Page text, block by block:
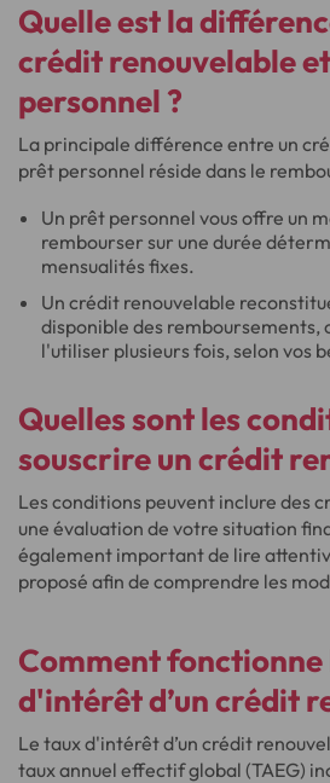
Quelle est la
crédit renouvelable
personnel ?
La principale différence entre un
prêt personnel réside dans le
Un prêt personnel vous offre un
rembourser sur une durée
mensualités fixes.
Un crédit renouvelable
disponible des remboursements,
l'utiliser plusieurs fois, selon vos
Quelles sont les
souscrire un crédit
Les conditions peuvent inclure des
une évaluation de votre situation
également important de lire
proposé afin de comprendre les
Comment fonctionne
d'intérêt d’un crédit
Le taux d'intérêt d’un crédit
taux annuel effectif global (TAEG)